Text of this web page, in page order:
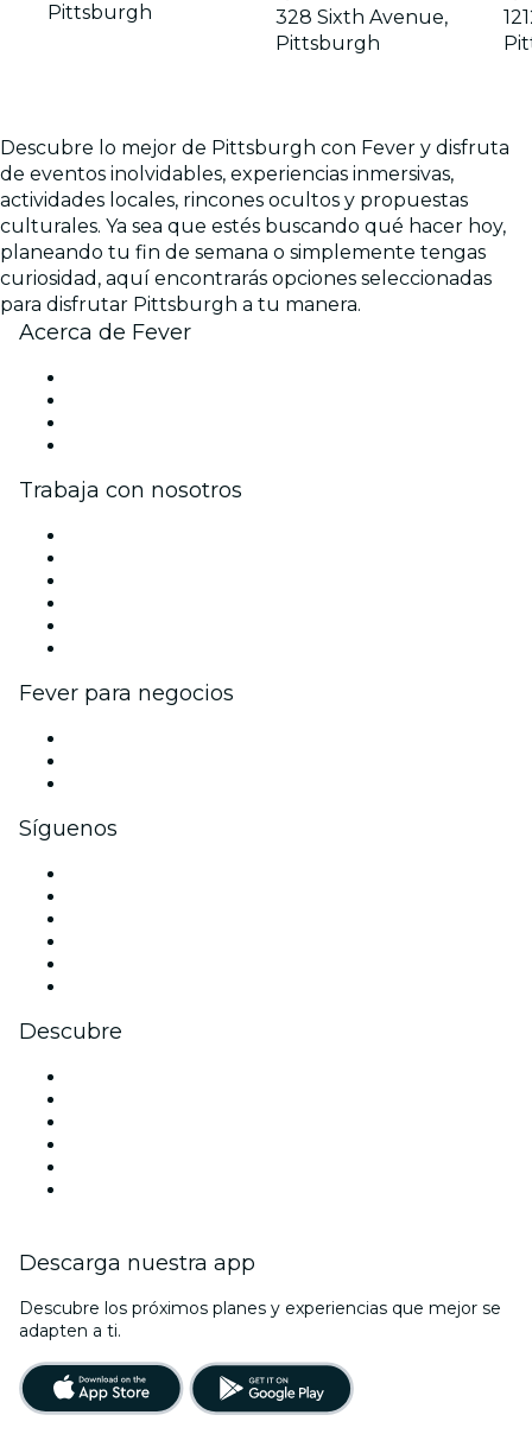
Pittsburgh
328 Sixth Avenue,
Pittsburgh
Descubre lo mejor de Pittsburgh con Fever y disfruta
de eventos inolvidables, experiencias inmersivas,
actividades locales, rincones ocultos y propuestas
culturales. Ya sea que estés buscando qué hacer hoy,
planeando tu fin de semana o simplemente tengas
curiosidad, aquí encontrarás opciones seleccionadas
para disfrutar Pittsburgh a tu manera.
Acerca de Fever
Trabaja con nosotros
Fever para negocios
Síguenos
Descubre
Descarga nuestra app
Descubre los próximos planes y experiencias que mejor se
adapten a ti.